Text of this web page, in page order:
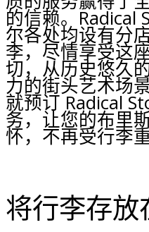
的信赖。Radical
尔各处均设有分
李，尽情享受这
切，从历史悠久
力的街头艺术场
就预订 Radical
务，让您的布里
怀，不再受行李
将行李存放